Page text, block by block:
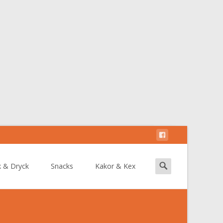
& Dryck Snacks Kakor & Kex
Search
for: